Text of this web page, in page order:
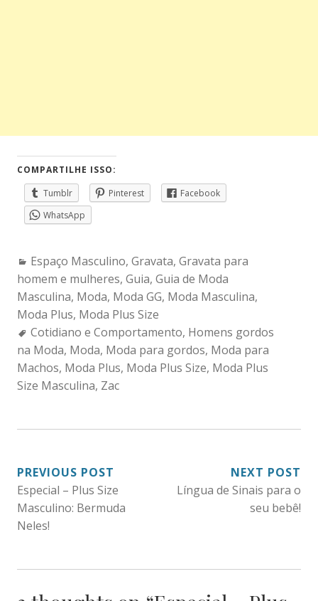
COMPARTILHE ISSO:
Tumblr
Pinterest
Facebook
WhatsApp
Categories:
Espaço Masculino, Gravata, Gravata para
homem e mulheres, Guia, Guia de Moda
Masculina, Moda, Moda GG, Moda Masculina,
Moda Plus, Moda Plus Size
Tags:
Cotidiano e Comportamento, Homens gordos
na Moda, Moda, Moda para gordos, Moda para
Machos, Moda Plus, Moda Plus Size, Moda Plus
Size Masculina, Zac
NAVEGAÇÃO
DE
POST
PREVIOUS POST
Especial – Plus Size
Masculino: Bermuda
Neles!
NEXT POST
Língua de Sinais para o
seu bebê!